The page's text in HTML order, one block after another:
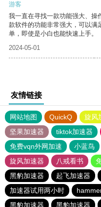
游客
我一直在寻找一款功能强大、操
款软件的功能非常强大，可以满
单，即使是小白也能快速上手。
2024-05-01
友情链接
网站地图 QuickQ 旋风
坚果加速器
tiktok加速器
免费vqn外网加速
小蓝鸟
旋风加速器
八戒看书
黑豹加速器
起飞加速器
加速器试用两小时
黑豹加速器
黑豹加速器